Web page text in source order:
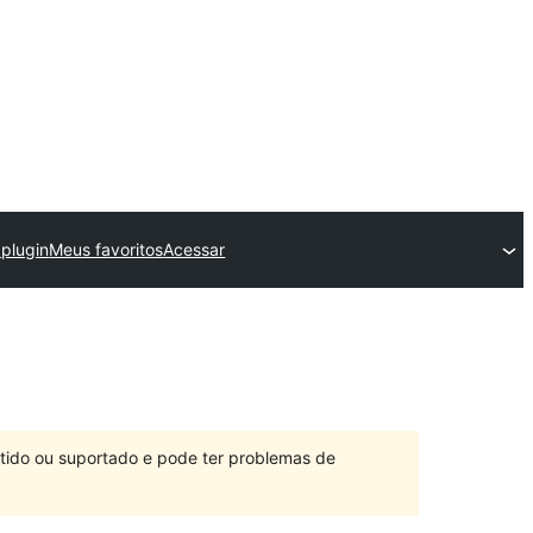
Meus favoritosAcessar
ou suportado e pode ter problemas de